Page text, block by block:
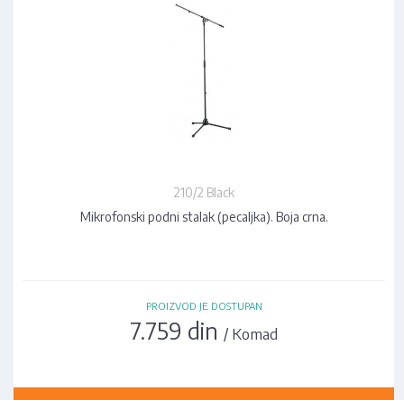
210/2 Black
Mikrofonski podni stalak (pecaljka). Boja crna.
PROIZVOD JE DOSTUPAN
7.759 din / Komad